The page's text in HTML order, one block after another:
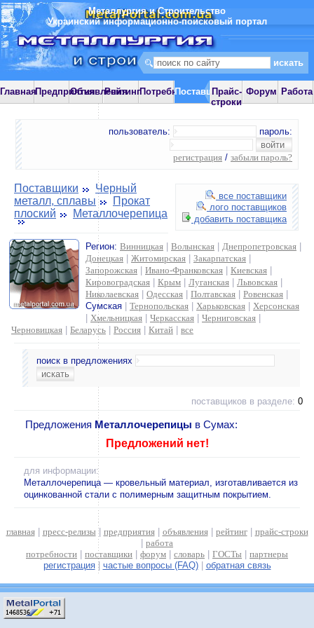
Металлургия и Строительство
Украинский информационно-поисковый портал
ГлавнаяПредприятияОбъявления
РейтингПотребностиПоставщики
Прайс-
строки
Форум Работа
пользователь: пароль:
регистрация / забыли пароль?
все поставщики
лого поставщиков
добавить поставщика
Поставщики
Черный
металл, сплавы
Прокат
плоский
Металлочерепица
Регион: Винницкая Волынская Днепропетровская
Донецкая
Житомирская Закарпатская
Запорожская
Ивано-Франковская Киевская
Кировоградская
Крым Луганская Львовская
Николаевская
Одесская Полтавская Ровенская
Сумская
Тернопольская Харьковская
Херсонская
Хмельницкая Черкасская Черниговская
Черновицкая
Беларусь Россия Китай все
поиск в предложениях
поставщиков в разделе: 0
Предложения Металлочерепицы в Сумах:
Предложений нет!
для информации:
Металлочерепица — кровельный материал, изготавливается из
оцинкованной стали с полимерным защитным покрытием.
главная| пресс-релизы | предприятия| объявления| рейтинг| прайс-строки
работа
потребности
поставщики форум словарь ГОСТы
партнеры
регистрация| частые вопросы (FAQ)| обратная связь